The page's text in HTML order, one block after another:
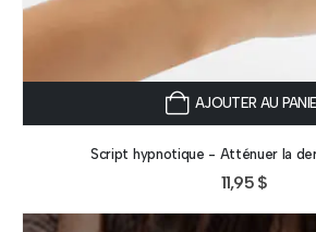
AJOUTER AU
Script hypnotique - Atténuer la
11,95 $